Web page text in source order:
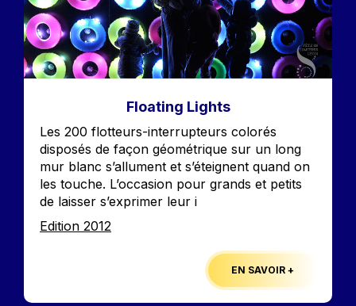
Floating Lights
Accroche
Les 200 flotteurs-interrupteurs colorés
disposés de façon géométrique sur un long
mur blanc s’allument et s’éteignent quand on
les touche. L’occasion pour grands et petits
de laisser s’exprimer leur i
Edition
Edition 2012
EN SAVOIR +